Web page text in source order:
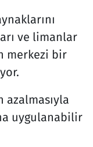
ve limanlar
merkezi bir
azalmasıyla
uygulanabilir